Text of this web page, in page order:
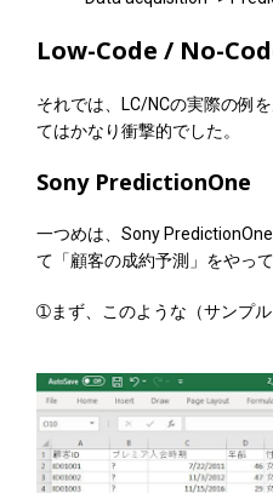
Low-Code / No-
それでは、LC/NCの実際の例
てはかなり衝撃的でした。
Sony PredictionOne
一つめは、Sony
て「顧客の成約予測」をやっ
➀まず、このような（サンプル